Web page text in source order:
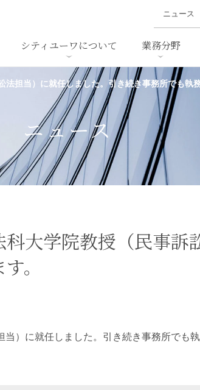
シティユーワについて
沿革
業務分野
M&A
労働法
環境法
消費者向けサービス
セミナー/講演等 ニ
法律用語集
スタッフ採用
ニュース
担当）に就任しました。引き続き事務所でも執務
ニュース
大学院教授（民事訴
。
）に就任しました。引き続き事務所でも執